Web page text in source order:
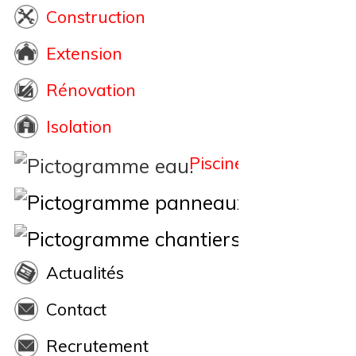
Construction
Extension
Rénovation
Isolation
Piscine
Actualités
Contact
Recrutement